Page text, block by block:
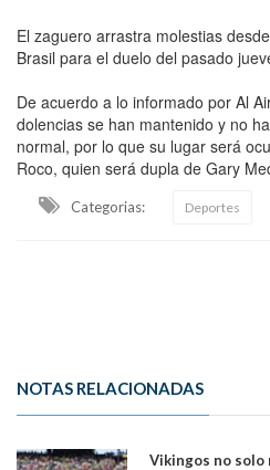
El zaguero arrastra molestias
Brasil para el duelo del pasado
De acuerdo a lo informado por Al
dolencias se han mantenido y no
normal, por lo que su lugar será
Roco, quien será dupla de Gary
Categorias: Deportes
NOTAS RELACIONADAS
Vikingos no solo